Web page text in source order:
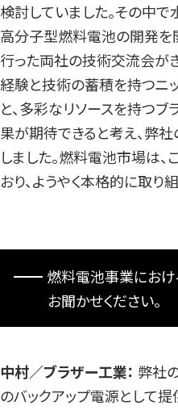
検討していました。その中
高分子型燃料電池の開発を
行った両社の技術交流会が
経験と技術の蓄積を持つニ
と、多彩なリソースを持つ
果が期待できると考え、弊
しました。燃料電池市場は
おり、ようやく本格的に取り
燃料電池事業にお
お聞かせください。
中村／ブラザー工業： 弊社
のバックアップ電源として